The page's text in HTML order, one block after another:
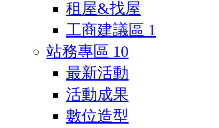
租屋&找屋
工商建議區 1
站務專區 10
最新活動
活動成果
數位造型